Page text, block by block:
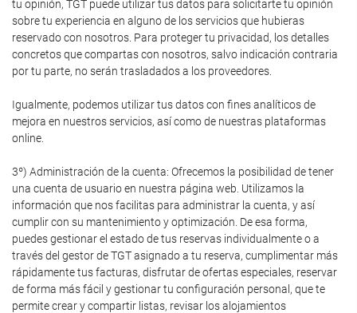
tu opinión, TGT puede utilizar tus datos para solicitarte tu opinión
sobre tu experiencia en alguno de los servicios que hubieras
reservado con nosotros. Para proteger tu privacidad, los detalles
concretos que compartas con nosotros, salvo indicación contraria
por tu parte, no serán trasladados a los proveedores.
Igualmente, podemos utilizar tus datos con fines analíticos de
mejora en nuestros servicios, así como de nuestras plataformas
online.
3º) Administración de la cuenta: Ofrecemos la posibilidad de tener
una cuenta de usuario en nuestra página web. Utilizamos la
información que nos facilitas para administrar la cuenta, y así
cumplir con su mantenimiento y optimización. De esa forma,
puedes gestionar el estado de tus reservas individualmente o a
través del gestor de TGT asignado a tu reserva, cumplimentar más
rápidamente tus facturas, disfrutar de ofertas especiales, reservar
de forma más fácil y gestionar tu configuración personal, que te
permite crear y compartir listas, revisar los alojamientos